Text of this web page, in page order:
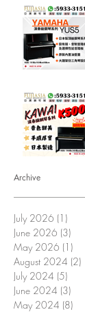
Archive
July 2026 (1)
June 2026 (3)
May 2026 (1)
August 2024 (2)
July 2024 (5)
June 2024 (3)
May 2024 (8)